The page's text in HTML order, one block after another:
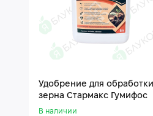
Удобрение для обработки
зерна Стармакс Гумифос
В наличии